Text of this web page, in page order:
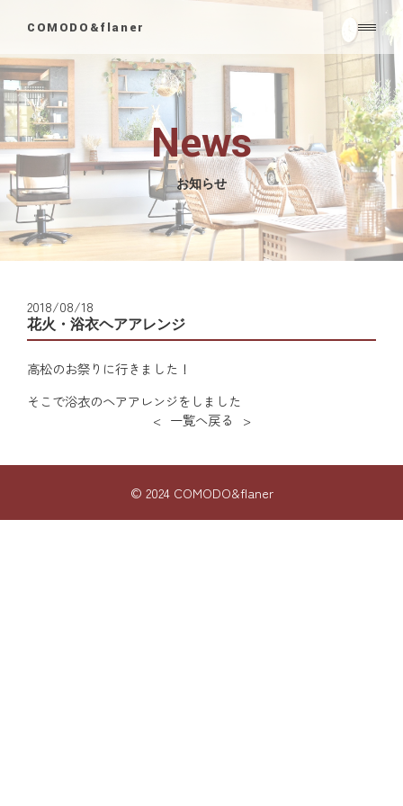
COMODO&flaner
News
お知らせ
2018/08/18
花火・浴衣ヘアアレンジ
高松のお祭りに行きました！
そこで浴衣のヘアアレンジをしました
< 一覧へ戻る >
© 2024 COMODO&flaner